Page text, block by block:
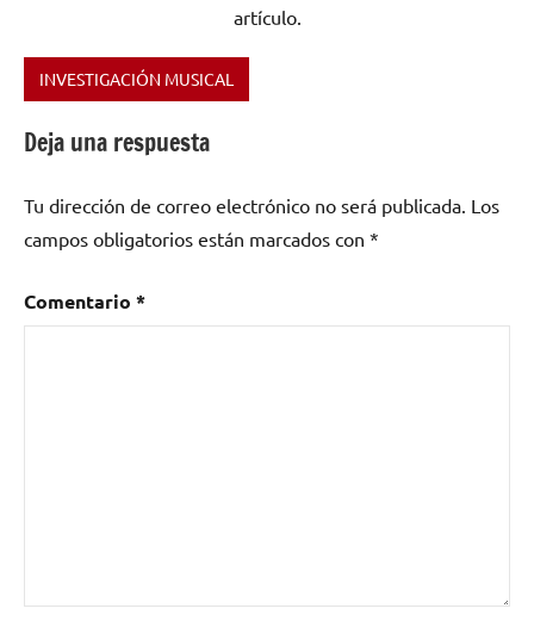
artículo.
Etiquetado
“La
“La
Campanera”,
Gómez
danza,
INVESTIGACIÓN MUSICAL
Deja una respuesta
Tu dirección de correo electrónico no será publicada. Los
campos obligatorios están marcados con *
Comentario *